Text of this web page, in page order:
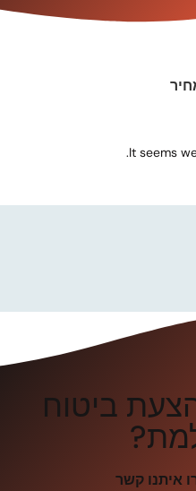
It seems
ביטוח
איתנו קשר